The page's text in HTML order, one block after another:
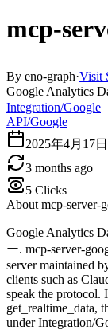
mcp-
By eno-graph·Visit
Google Analytics
Integration/Google
API/Google
2025年4月17日
3 months ago
5 Clicks
About mcp-server-
Google Analytics
ー. mcp-server-
server maintained
clients such as
speak the protocol.
get_realtime_data,
under Integration/